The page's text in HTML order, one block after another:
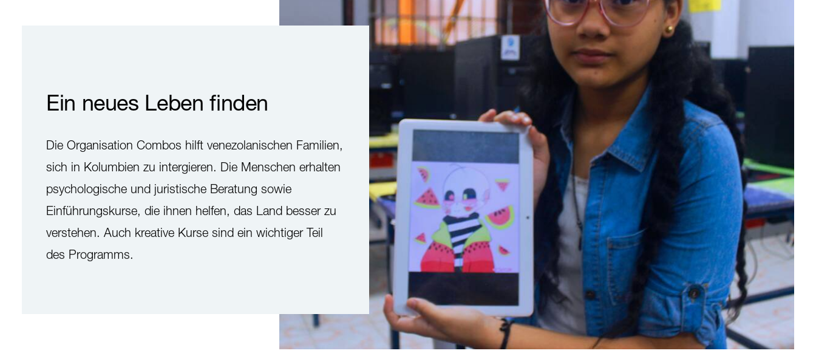
Ein neues Leben finden
Die Organisation Combos hilft venezolanischen Familien,
sich in Kolumbien zu intergieren. Die Menschen erhalten
psychologische und juristische Beratung sowie
Einführungskurse, die ihnen helfen, das Land besser zu
verstehen. Auch kreative Kurse sind ein wichtiger Teil
des Programms.